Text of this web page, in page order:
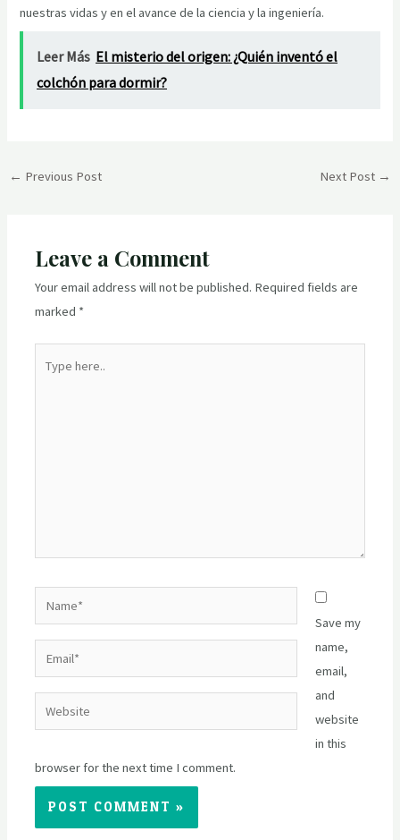
nuestras vidas y en el avance de la ciencia y la ingeniería.
Leer Más El misterio del origen: ¿Quién inventó el
colchón para dormir?
Post
← Previous Post Next Post →
Leave a Comment
Your email address will not be published. Required fields are
marked *
here..
Website
Save my
name,
email,
and
website
in this
browser for the next time I comment.